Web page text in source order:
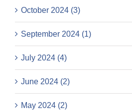
October 2024 (3)
September 2024 (1)
July 2024 (4)
June 2024 (2)
May 2024 (2)